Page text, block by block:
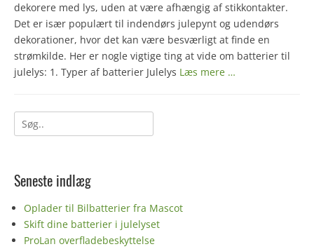
dekorere med lys, uden at være afhængig af stikkontakter.
Det er især populært til indendørs julepynt og udendørs
dekorationer, hvor det kan være besværligt at finde en
strømkilde. Her er nogle vigtige ting at vide om batterier til
julelys: 1. Typer af batterier Julelys Læs mere …
Søg
efter:
Seneste indlæg
Oplader til Bilbatterier fra Mascot
Skift dine batterier i julelyset
ProLan overfladebeskyttelse